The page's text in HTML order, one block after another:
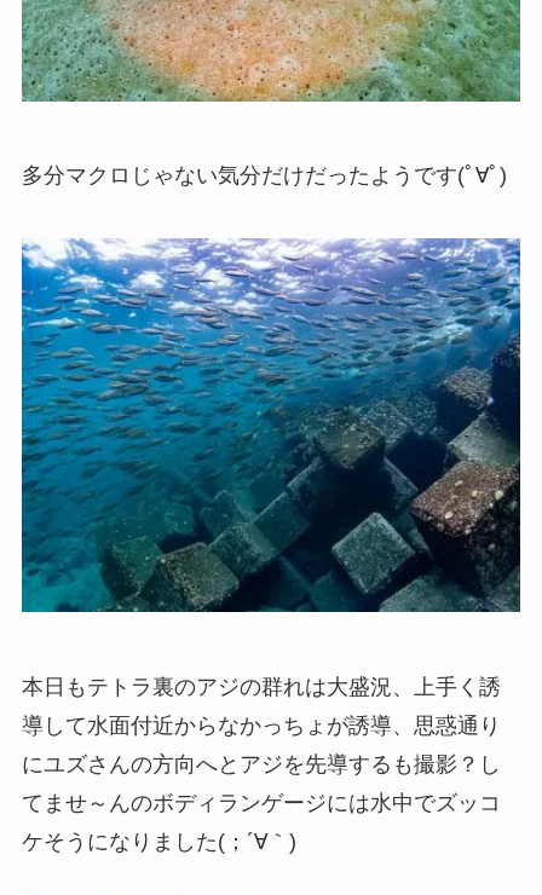
多分マクロじゃない気分だけだったようです(ﾟ∀ﾟ)
本日もテトラ裏のアジの群れは大盛況、上手く誘
導して水面付近からなかっちょが誘導、思惑通り
にユズさんの方向へとアジを先導するも撮影？し
てませ～んのボディランゲージには水中でズッコ
ケそうになりました(；´∀｀)